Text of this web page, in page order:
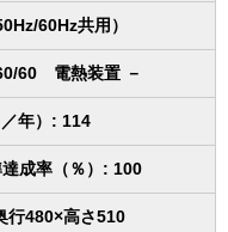
60Hz共用）
60 電熱装置 －
年）: 114
成率（％）: 100
行480×高さ510